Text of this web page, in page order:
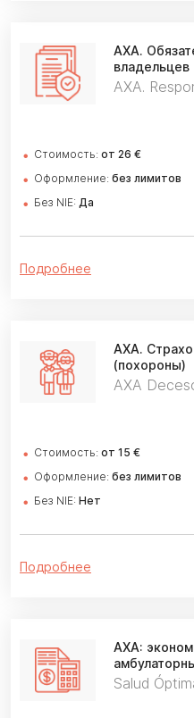
AXA.
владельцев
AXA.
Стоимость: от 26 €
Оформление: без лимитов
Без NIE: Да
Подробнее
AXA.
(похороны)
AXA
Стоимость: от 15 €
Оформление: без лимитов
Без NIE: Нет
Подробнее
АХА:
Salud